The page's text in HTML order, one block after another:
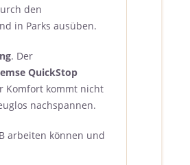
den
in Parks ausüben.
. Der
QuickStop
Komfort kommt nicht
nachspannen.
arbeiten können und